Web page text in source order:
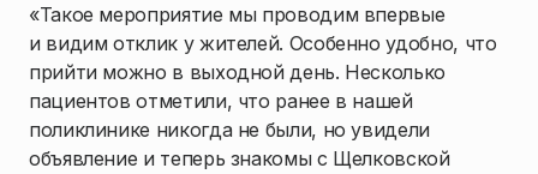
«Такое мероприятие мы проводим впервые
и видим отклик у жителей. Особенно удобно, что
прийти можно в выходной день. Несколько
пациентов отметили, что ранее в нашей
поликлинике никогда не были, но увидели
объявление и теперь знакомы с Щелковской